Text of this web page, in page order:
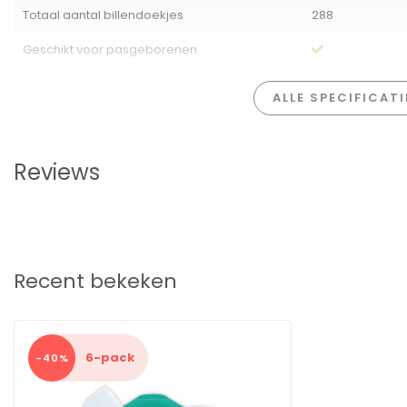
Totaal aantal billendoekjes
288
Geschikt voor pasgeborenen
ALLE
Reviews
Recent bekeken
-40% 6-pack